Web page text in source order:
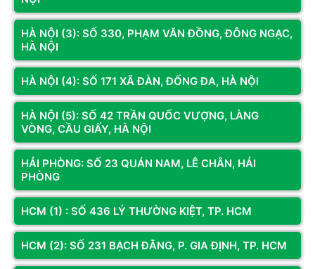
Lựa chọn nguồn máy tính văn phòng cung cấp điện năng
Lợi Ích Của PC Văn Phòng Hải Phòng – Nâng Cao Năng
Suất, Tối Ưu Hóa Chi Phí
HÀ NỘI (3): SỐ 330, PHẠM VĂN ĐỒNG, ĐÔNG NGẠC,
HÀ NỘI
HÀ NỘI (4): SỐ 171 XÃ ĐÀN, ĐỐNG ĐA, HÀ NỘI
HÀ NỘI (5): SỐ 42 TRẦN QUỐC VƯỢNG, LÀNG
VÒNG, CẦU GIẤY, HÀ NỘI
HẢI PHÒNG: SỐ 23 QUÁN NAM, LÊ CHÂN, HẢI
PHÒNG
HCM (1) : SỐ 436 LÝ THƯỜNG KIỆT, TP. HCM
HCM (2): SỐ 231 BẠCH ĐẰNG, P. GIA ĐỊNH, TP. HCM